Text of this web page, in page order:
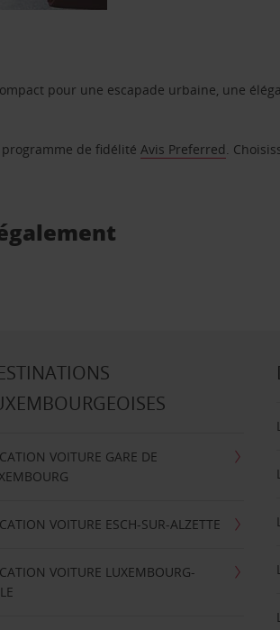
pour une escapade urbaine, une
programme de fidélitéAvis Preferred.
VOITURE GARE DE
VOITURE ESCH-SUR-ALZETTE
VOITURE LUXEMBOURG-